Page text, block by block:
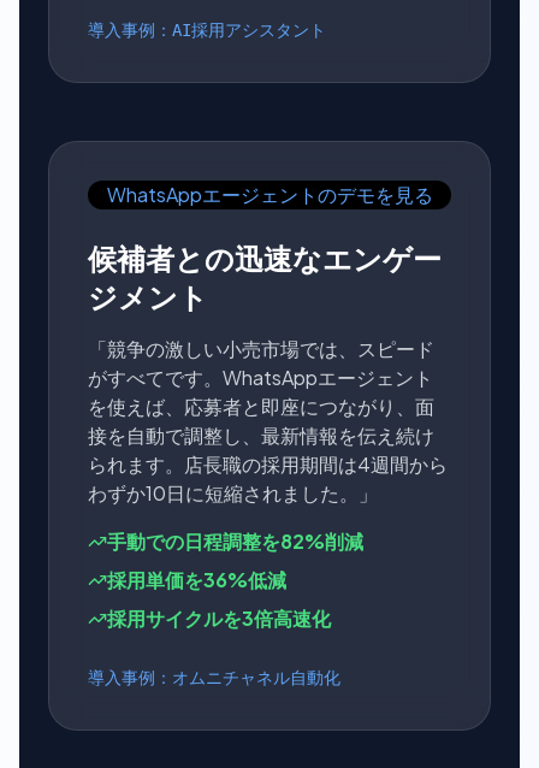
導入事例：AI採用アシスタント
WhatsAppエージェントのデモを見る
候補者との迅速なエンゲー
ジメント
「競争の激しい小売市場では、スピード
がすべてです。WhatsAppエージェント
を使えば、応募者と即座につながり、面
接を自動で調整し、最新情報を伝え続け
られます。店長職の採用期間は4週間から
わずか10日に短縮されました。」
手動での日程調整を82%削減
採用単価を36%低減
採用サイクルを3倍高速化
導入事例：オムニチャネル自動化